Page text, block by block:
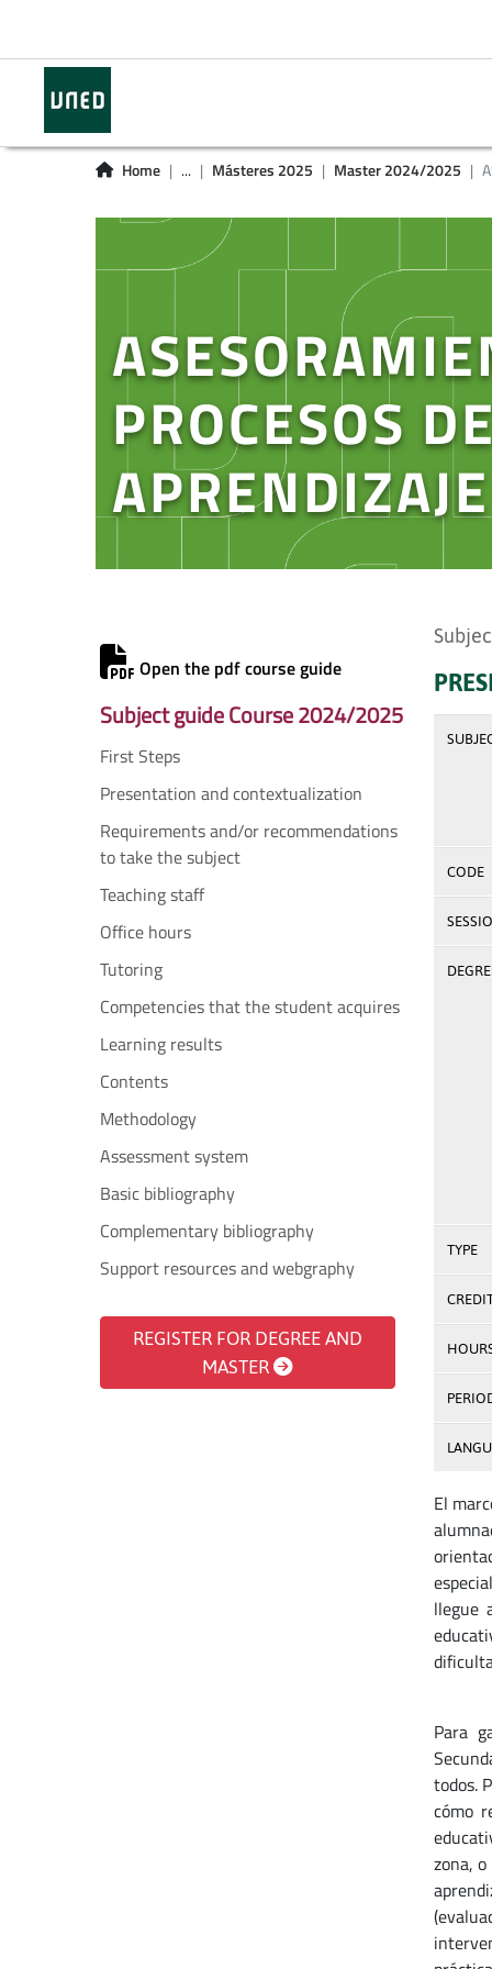
Home ... Másteres 2025 Master 2024/2025
PROCESOS
APRENDIZAJE
Open the pdf course guide
Subject guide Course 2024/2025
First Steps
Presentation and contextualization
Requirements and/or recommendations
to take the subject
Teaching staff
Office hours
Tutoring
Competencies that the student acquires
Learning results
Contents
Methodology
Assessment system
Basic bibliography
Complementary bibliography
Support resources and webgraphy
REGISTER FOR DEGREE AND
MASTER
CODE
TYPE
El
llegue
Para
todos.
cómo
zona,